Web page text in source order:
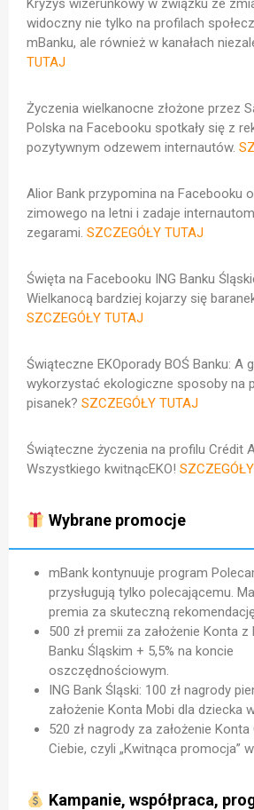
Kryzys wizerunkowy w związku ze
widoczny nie tylko na profilach
mBanku, ale również w kanałach
TUTAJ
Życzenia wielkanocne złożone przez
Polska na Facebooku spotkały się z
pozytywnym odzewem internautów.
Alior Bank przypomina na Facebooku
zimowego na letni i zadaje
zegarami. SZCZEGÓŁY TUTAJ
Święta na Facebooku ING Banku
Wielkanocą bardziej kojarzy się
SZCZEGÓŁY TUTAJ
Świąteczne EKOporady BOŚ Banku: A
wykorzystać ekologiczne sposoby na
pisanek? SZCZEGÓŁY TUTAJ
Świąteczne życzenia na profilu Crédit
Wszystkiego kwitnącEKO!
Wybrane promocje
mBank kontynuuje program
przysługują tylko polecającemu.
premia za skuteczną
500 zł premii za założenie Konta z
Banku Śląskim + 5,5% na koncie
oszczędnościowym.
ING Bank Śląski: 100 zł nagrody
założenie Konta Mobi dla dziecka
520 zł nagrody za założenie
Ciebie, czyli „Kwitnąca promocja”
Kampanie, współpraca,